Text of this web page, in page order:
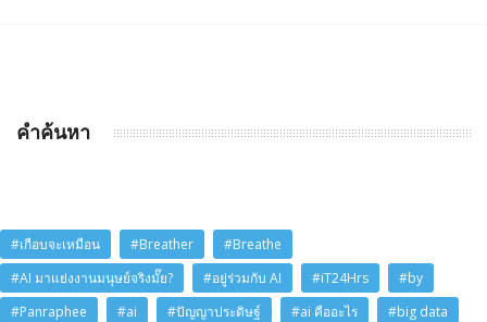
คำค้นหา
#เกือบจะเหมือน #Breather
#Breathe
#AI มาแย่งงานมนุษย์จริงมั๊ย?
#อยู่ร่วมกับ AI #iT24Hrs
#by
#Panraphee
#ai #ปัญญาประดิษฐ์ #ai คืออะไร
#big data